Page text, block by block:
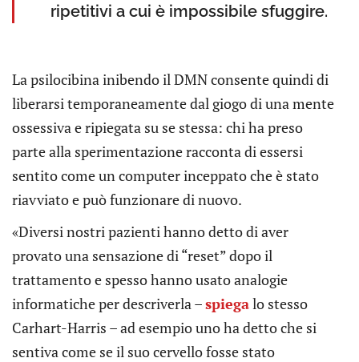
ripetitivi a cui è impossibile sfuggire.
La psilocibina inibendo il DMN consente quindi di
liberarsi temporaneamente dal giogo di una mente
ossessiva e ripiegata su se stessa: chi ha preso
parte alla sperimentazione racconta di essersi
sentito come un computer inceppato che è stato
riavviato e può funzionare di nuovo.
«Diversi nostri pazienti hanno detto di aver
provato una sensazione di “reset” dopo il
trattamento e spesso hanno usato analogie
informatiche per descriverla –spiegalo stesso
Carhart-Harris – ad esempio uno ha detto che si
sentiva come se il suo cervello fosse stato